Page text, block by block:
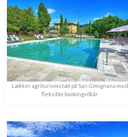
Lækker agriturismo tæt på San Gimignano med
fleksible bookingvilkår